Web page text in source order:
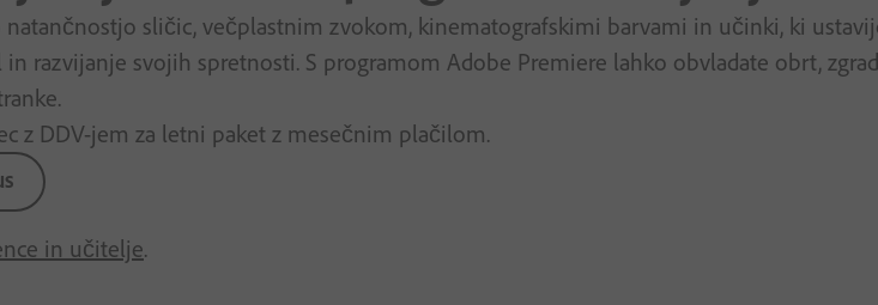
sličic, večplastnim zvokom, kinematografskimi barvami in učinki, ki
razvijanje svojih spretnosti. S programom Adobe Premiere lahko obvladate obrt,
z DDV-jem za letni paket z mesečnim plačilom.
in učitelje.